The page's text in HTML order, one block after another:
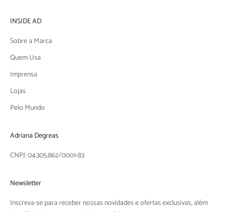
INSIDE AD
Sobre a Marca
Quem Usa
Imprensa
Lojas
Pelo Mundo
Adriana Degreas
CNPJ: 04.305.862/0001-83
Newsletter
Inscreva-se para receber nossas novidades e ofertas exclusivas, além